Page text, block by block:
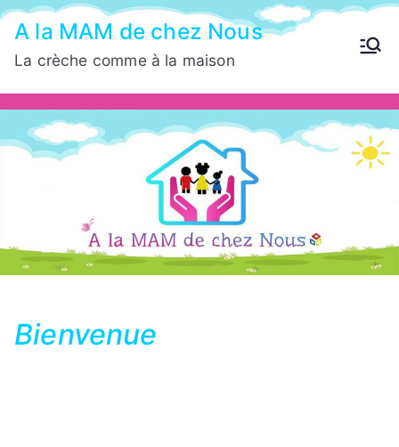
Aller
au
contenu
A la MAM de chez Nous
La crèche comme à la maison
Bienvenue